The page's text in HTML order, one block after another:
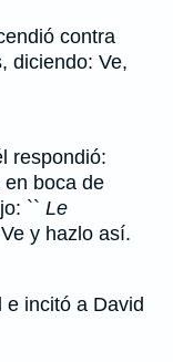
contra
diciendo: Ve,
respondió:
boca de
`` Le
y hazlo así.
e incitó a David